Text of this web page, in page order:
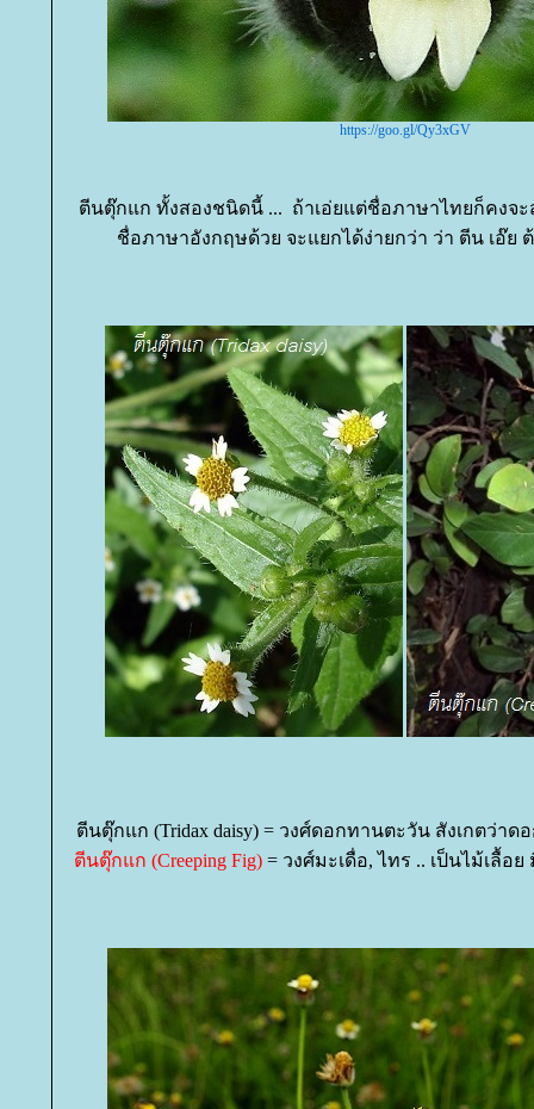
https://goo.gl/Qy3xGV
ตีนตุ๊กแก ทั้งสองชนิดนี้ ... ถ้าเอ่ยแต่ชื่อภาษาไทยก็คงจ
ชื่อภาษาอังกฤษด้วย จะแยกได้ง่ายกว่า ว่า ตีน เอ๊ย
ตีนตุ๊กแก (Tridax daisy) = วงศ์ดอกทานตะวัน สังเกตว่า
ตีนตุ๊กแก (Creeping Fig)= วงศ์มะเดื่อ, ไทร .. เป็นไม้เลื้อ